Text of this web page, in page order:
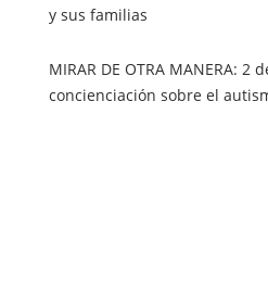
y sus familias
MIRAR DE OTRA MANERA:
concienciación sobre el